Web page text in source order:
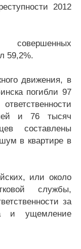
2012
59,2%.
движения, в
погибли 97
и 76 тысяч
составлены
в квартире в
или около
службы,
за
и ущемление